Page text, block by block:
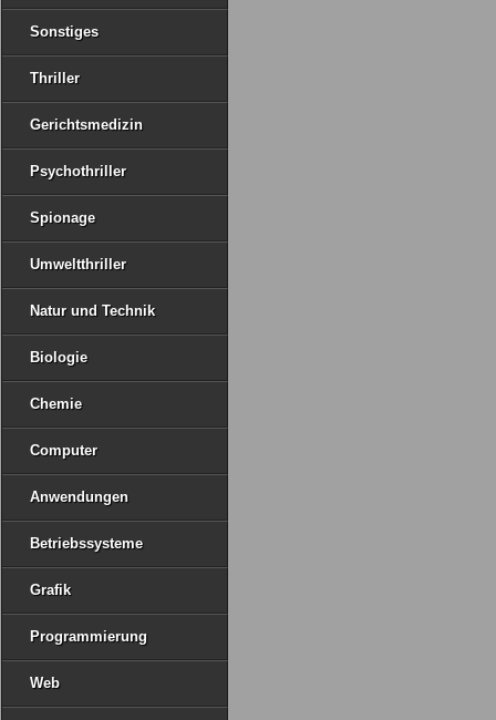
Sonstiges
Thriller
Gerichtsmedizin
Psychothriller
Spionage
Umweltthriller
Natur und Technik
Biologie
Chemie
Computer
Anwendungen
Betriebssysteme
Grafik
Programmierung
Web